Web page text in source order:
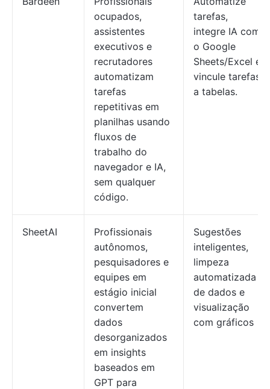
ocupados,
assistentes
executivos e
recrutadores
automatizam
tarefas
repetitivas em
planilhas usando
fluxos de
trabalho do
navegador e IA,
sem qualquer
código.
tarefas,
integre IA com
o Google
Sheets/Excel e
vincule tarefas
a tabelas.
SheetAI
Profissionais
autônomos,
pesquisadores e
equipes em
estágio inicial
convertem
dados
desorganizados
em insights
baseados em
GPT para
Sugestões
inteligentes,
limpeza
automatizada
de dados e
visualização
com gráficos